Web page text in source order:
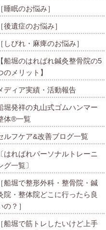
［睡眠のお悩み］
［後遺症のお悩み］
［しびれ・麻痺のお悩み］
【船堀のはればれ鍼灸整骨院の5
のメリット】
ディア実績・活動報告
堀発祥の丸山式ゴムハンマー
体®︎一覧
ルフケア&改善ブログ一覧
〔はればれパーソナルトレーニ
グ一覧〕
［船堀で整形外科・整骨院・鍼
院・整体院どこに行ったら良
の？］
［船堀で筋トレしたいけど上手